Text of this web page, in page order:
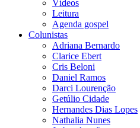
Vídeos
Leitura
Agenda gospel
Colunistas
Adriana Bernardo
Clarice Ebert
Cris Beloni
Daniel Ramos
Darci Lourenção
Getúlio Cidade
Hernandes Dias Lopes
Nathalia Nunes